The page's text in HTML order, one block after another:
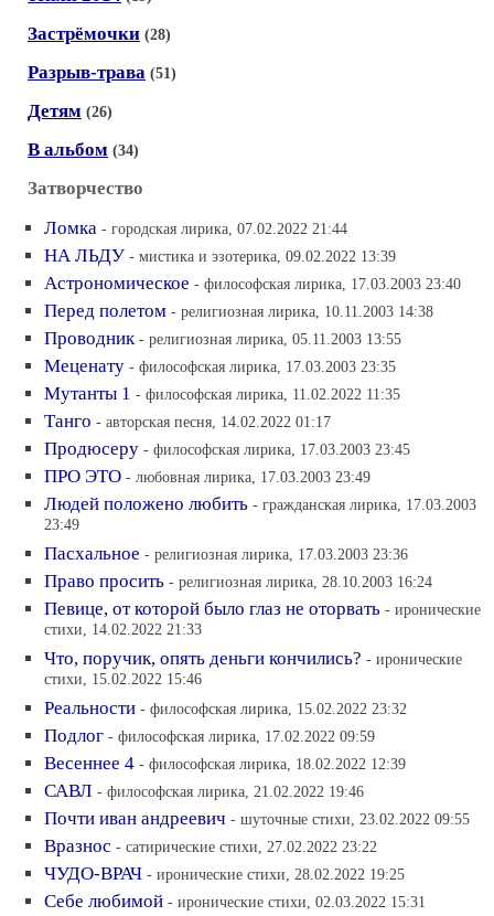
Застрёмочки (28)
Разрыв-трава (51)
Детям (26)
В альбом (34)
Затворчество
Ломка - городская лирика, 07.02.2022 21:44
НА ЛЬДУ - мистика и эзотерика, 09.02.2022 13:39
Астрономическое - философская лирика, 17.03.2003 23:40
Перед полетом - религиозная лирика, 10.11.2003 14:38
Проводник - религиозная лирика, 05.11.2003 13:55
Меценату - философская лирика, 17.03.2003 23:35
Мутанты 1 - философская лирика, 11.02.2022 11:35
Танго - авторская песня, 14.02.2022 01:17
Продюсеру - философская лирика, 17.03.2003 23:45
ПРО ЭТО - любовная лирика, 17.03.2003 23:49
Людей положено любить - гражданская лирика, 17.03.2003
23:49
Пасхальное - религиозная лирика, 17.03.2003 23:36
Право просить - религиозная лирика, 28.10.2003 16:24
Певице, от которой было глаз не оторвать - иронические
стихи, 14.02.2022 21:33
Что, поручик, опять деньги кончились? - иронические
стихи, 15.02.2022 15:46
Реальности - философская лирика, 15.02.2022 23:32
Подлог - философская лирика, 17.02.2022 09:59
Весеннее 4 - философская лирика, 18.02.2022 12:39
САВЛ - философская лирика, 21.02.2022 19:46
Почти иван андреевич - шуточные стихи, 23.02.2022 09:55
Вразнос - сатирические стихи, 27.02.2022 23:22
ЧУДО-ВРАЧ - иронические стихи, 28.02.2022 19:25
Себе любимой - иронические стихи, 02.03.2022 15:31